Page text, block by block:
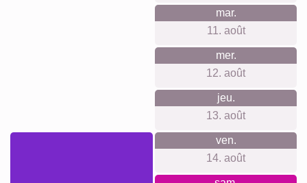
Quelque chose pour chaque
Idéal pour un anniversaire d’un amoureux de la faune, une
déco de chambre d’enfant à thème animaux, un souvenir de
voyage safari, une fête des mères ou des pères, une
pendaison de crémaillère, ou encore pour habiller un
bureau, un cabinet vétérinaire ou une maison de vacances.
Créer un collage